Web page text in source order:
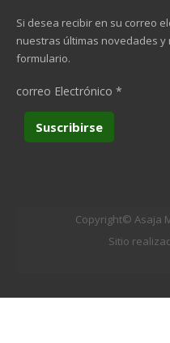
Si desea recibir en su correo
nuestras últimas novedades
formulario.
correo Electrónico *
Copyright© Asaja
Sitio